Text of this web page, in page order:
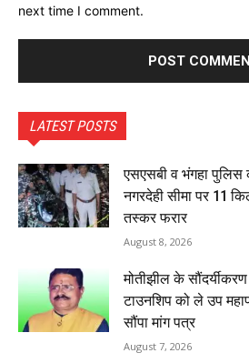
next time I comment.
LATEST POSTS
एसएसबी व भंगहा पुलिस
नगरदेही सीमा पर 11
तस्कर फरार
August 8, 2026
मोतीझील के
टाउनशिप को ले उप
सौंपा मांग पत्र
August 7, 2026